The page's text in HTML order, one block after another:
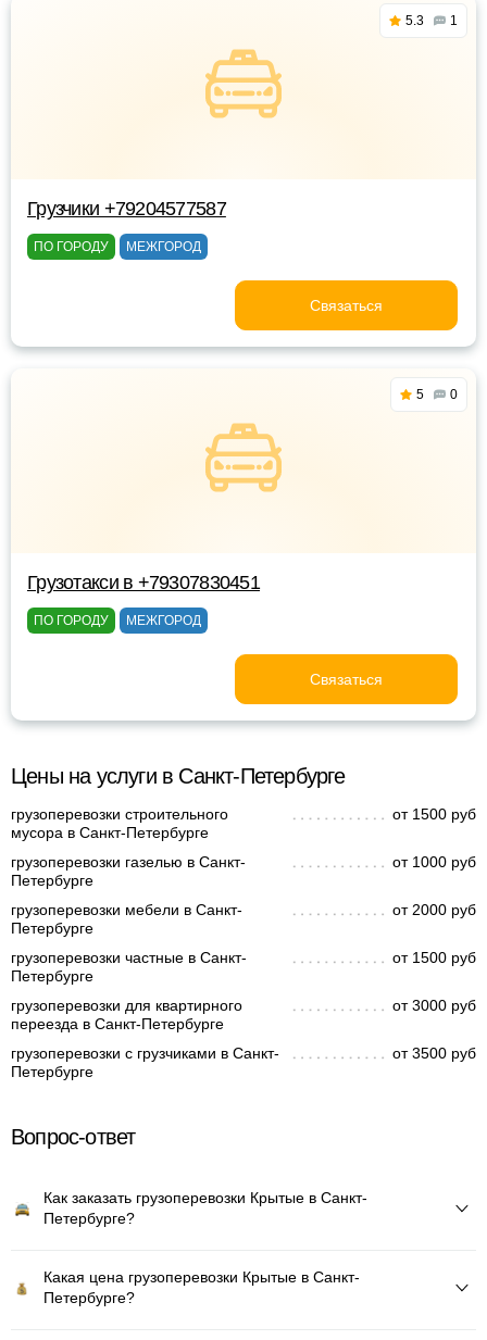
5.3 1
Грузчики +79204577587
ПО ГОРОДУ МЕЖГОРОД
Связаться
5 0
Грузотакси в +79307830451
ПО ГОРОДУ МЕЖГОРОД
Связаться
Цены на услуги в Санкт-Петербурге
грузоперевозки строительного
мусора в Санкт-Петербурге
от 1500 руб
грузоперевозки газелью в Санкт-
Петербурге
от 1000 руб
грузоперевозки мебели в Санкт-
Петербурге
от 2000 руб
грузоперевозки частные в Санкт-
Петербурге
от 1500 руб
грузоперевозки для квартирного
переезда в Санкт-Петербурге
от 3000 руб
грузоперевозки с грузчиками в Санкт-
Петербурге
от 3500 руб
Вопрос-ответ
Как заказать грузоперевозки Крытые в Санкт-
Петербурге?
Какая цена грузоперевозки Крытые в Санкт-
Петербурге?